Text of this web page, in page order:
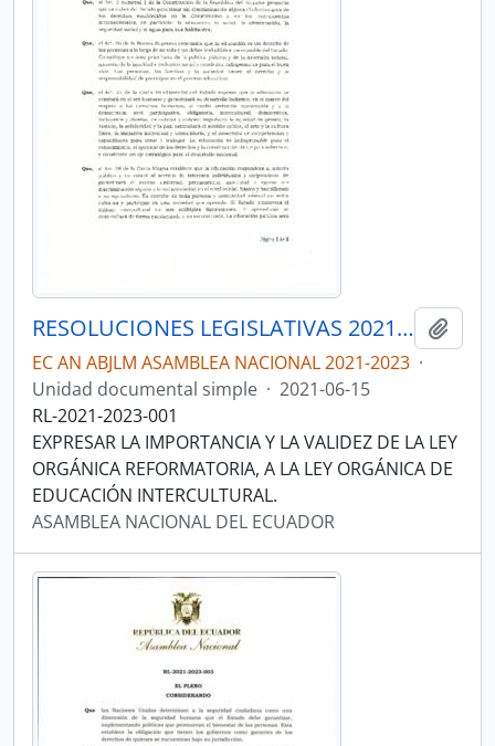
RESOLUCIONES LEGISLATIVAS 2021-2023
EC AN ABJLM ASAMBLEA NACIONAL 2021-2023 ·
Unidad documental simple · 2021-06-15
RL-2021-2023-001
EXPRESAR LA IMPORTANCIA Y LA VALIDEZ DE LA LEY
ORGÁNICA REFORMATORIA, A LA LEY ORGÁNICA DE
EDUCACIÓN INTERCULTURAL.
ASAMBLEA NACIONAL DEL ECUADOR